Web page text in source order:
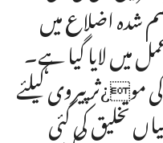
شدہ اضلاع میں
میں لایا گیا ہے۔
پیروی کیلئے
تخلیق کی گئی